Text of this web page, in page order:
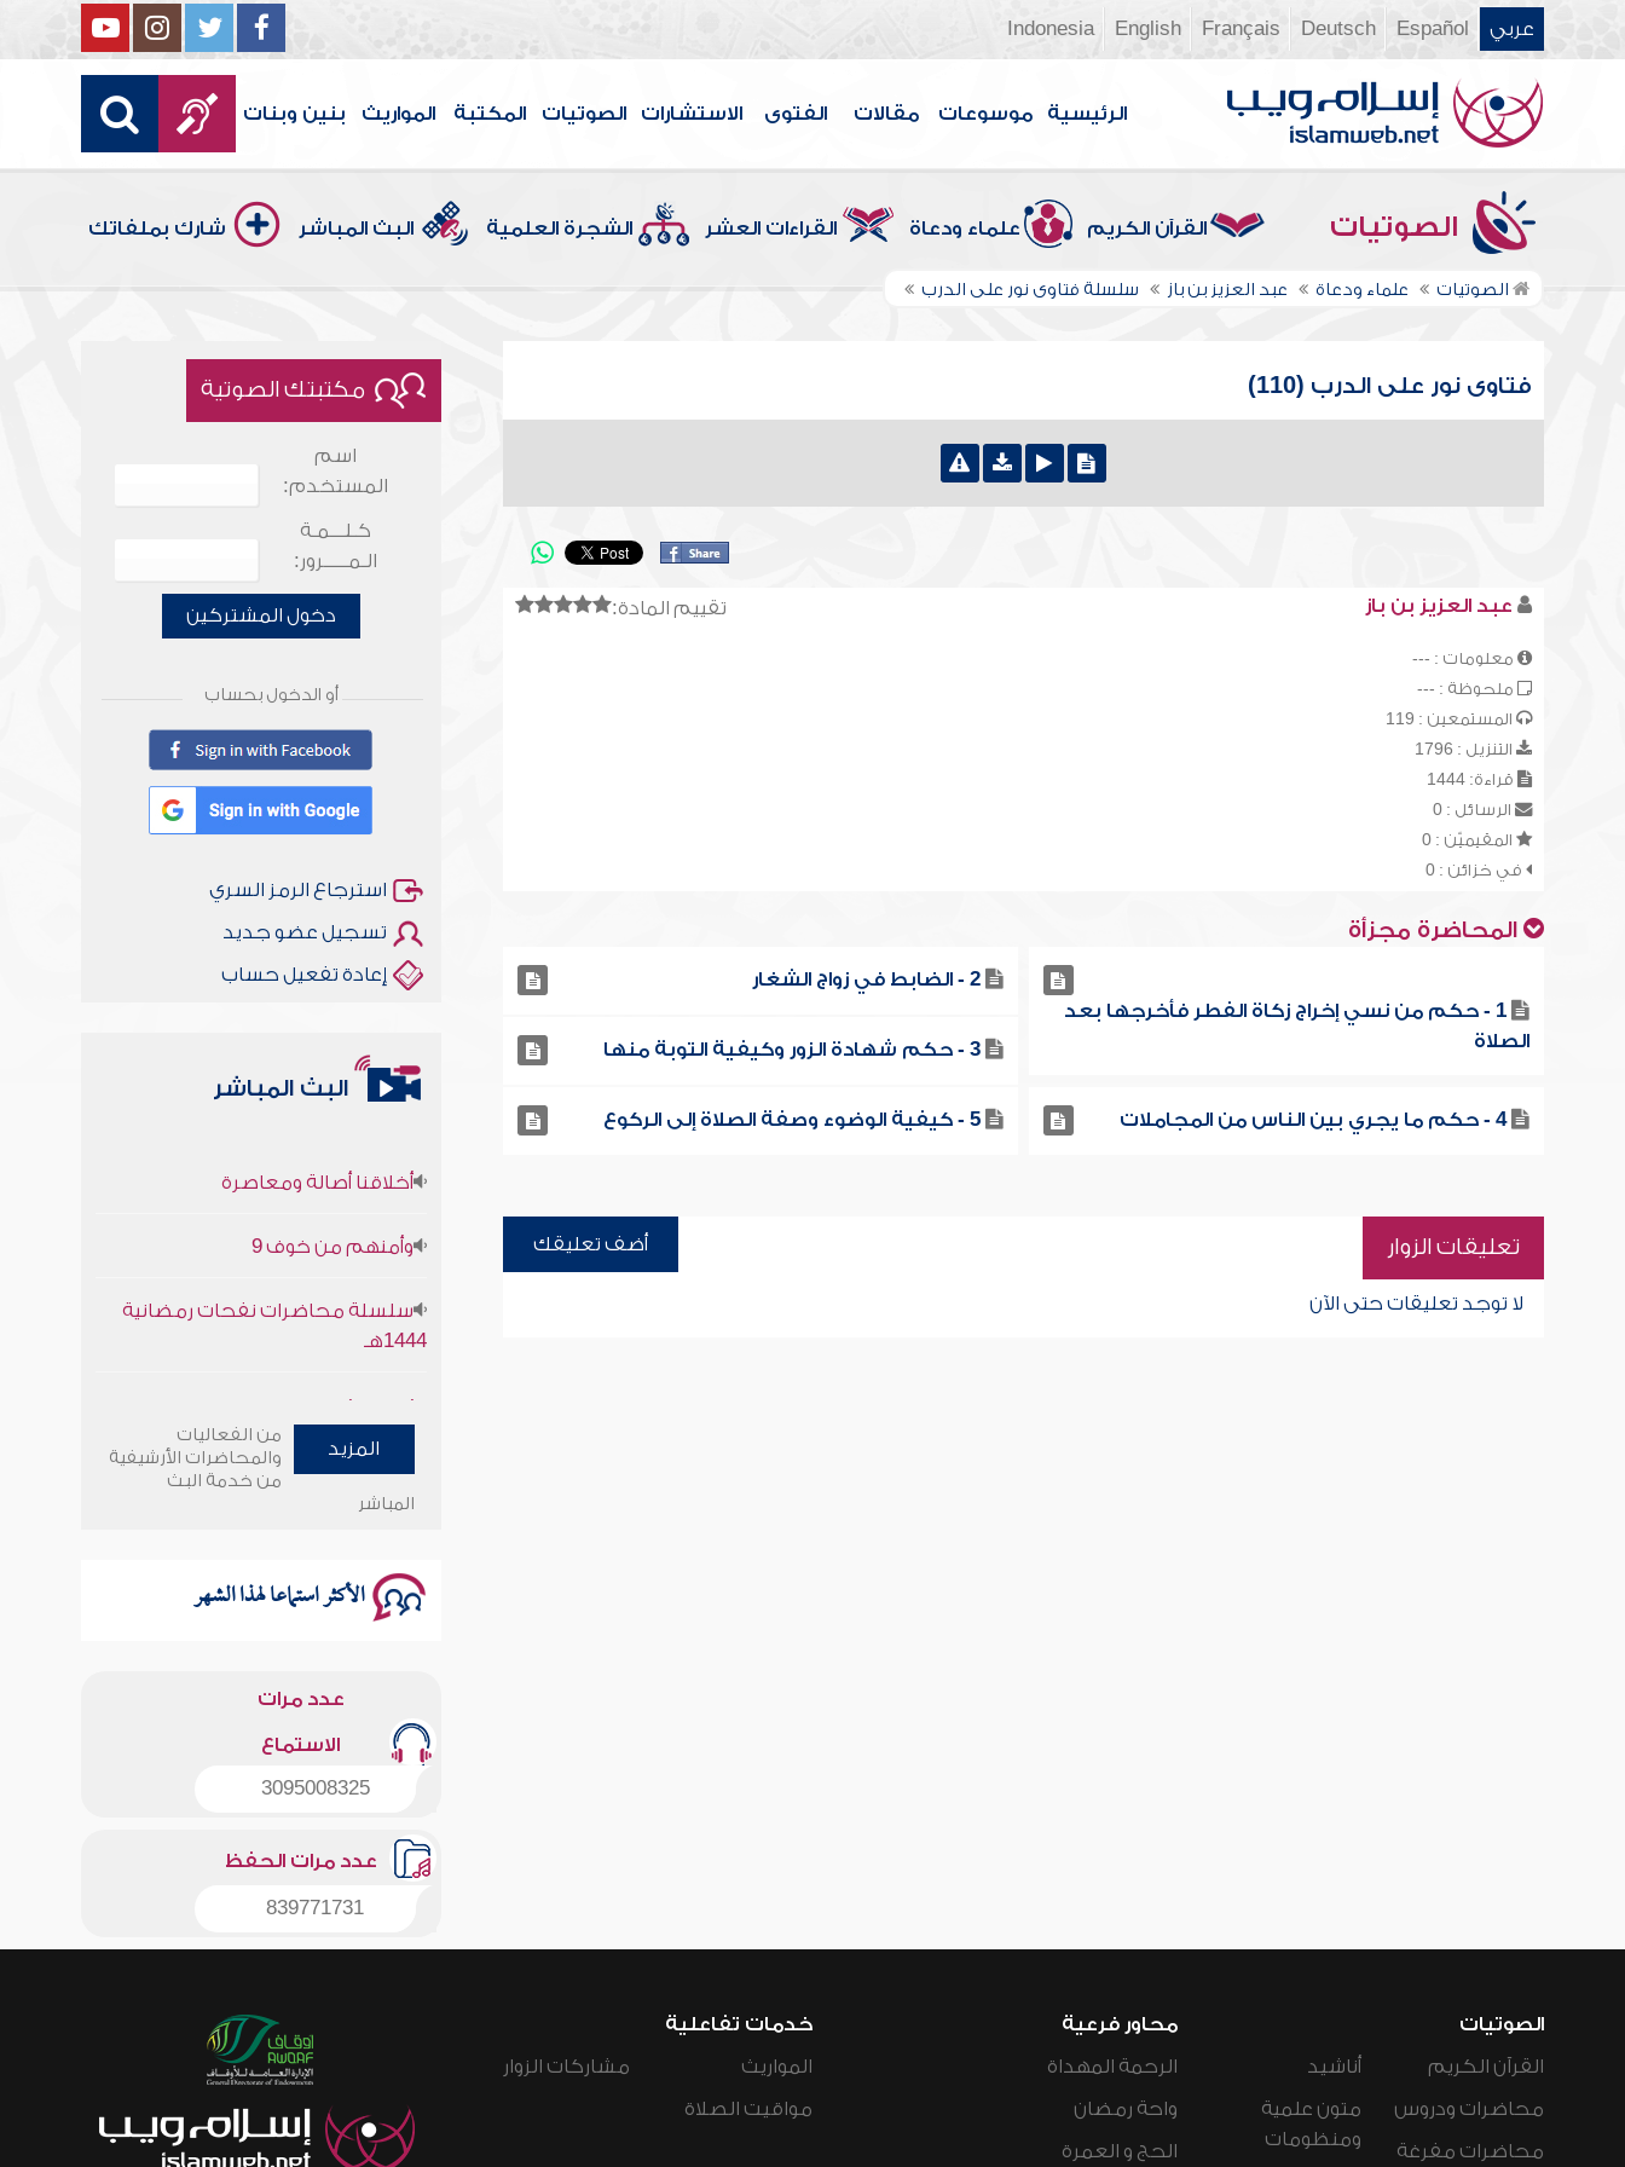
عربي Español
Deutsch
Français
English
Indonesia
الرئيسية موسوعات مقالات الفتوى الاستشارات الصوتيات المكتبة المواريث بنين وبنات
الصوتيات القرآن الكريم علماء ودعاة القراءات العشر الشجرة العلمية البث المباشر شارك بملفاتك
الصوتيات علماء ودعاة عبد العزيز بن باز سلسلة فتاوى نور على الدرب
فتاوى نور على الدرب (110)
تقييم المادة: عبد العزيز بن باز
معلومات : ---
ملحوظة : ---
المستمعين : 119
التنزيل : 1796
قراءة: 1444
الرسائل : 0
المقيميّن : 0
في خزائن : 0
المحاضرة مجزأة
1 - حكم من نسي إخراج زكاة الفطر فأخرجها بعد
الصلاة
2 - الضابط في زواج الشغار
3 - حكم شهادة الزور وكيفية التوبة منها
4 - حكم ما يجري بين الناس من المجاملات 5 - كيفية الوضوء وصفة الصلاة إلى الركوع
تعليقات الزوار أضف تعليقك
لا توجد تعليقات حتى الآن
مكتبتك الصوتية
اسم
المستخدم:
كـلـــمـة
الـمـــــرور:
دخول المشتركين
أو الدخول بحساب
استرجاع الرمز السري
تسجيل عضو جديد
إعادة تفعيل حساب
البث المباشر
1444هـ
وأمنهم من خوف 9
سلسلة محاضرات نفحات رمضانية
المزيد
من الفعاليات
والمحاضرات الأرشيفية
من خدمة البث
المباشر
الأكثر استماعا لهذا الشهر
عدد مرات
الاستماع
3095008325
عدد مرات الحفظ
839771731
الصوتيات
القرآن الكريم
محاضرات ودروس
محاضرات مفرغة
أناشيد
متون علمية
ومنظومات
محاور فرعية
الرحمة المهداة
واحة رمضان
الحج و العمرة
خدمات تفاعلية
المواريث
مواقيت الصلاة
مشاركات الزوار